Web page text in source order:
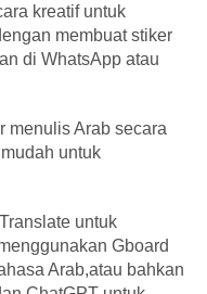
kreatif untuk
membuat stiker
di WhatsApp atau
menulis Arab secara
untuk
untuk
Gboard
Arab,atau bahkan